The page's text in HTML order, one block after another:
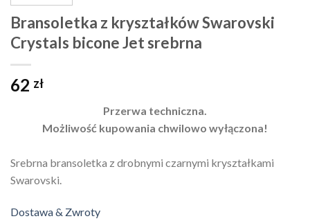
Bransoletka z kryształków Swarovski
Crystals bicone Jet srebrna
62 zł
Przerwa techniczna.
Możliwość kupowania chwilowo wyłączona!
Srebrna bransoletka z drobnymi czarnymi kryształkami
Swarovski.
Dostawa & Zwroty